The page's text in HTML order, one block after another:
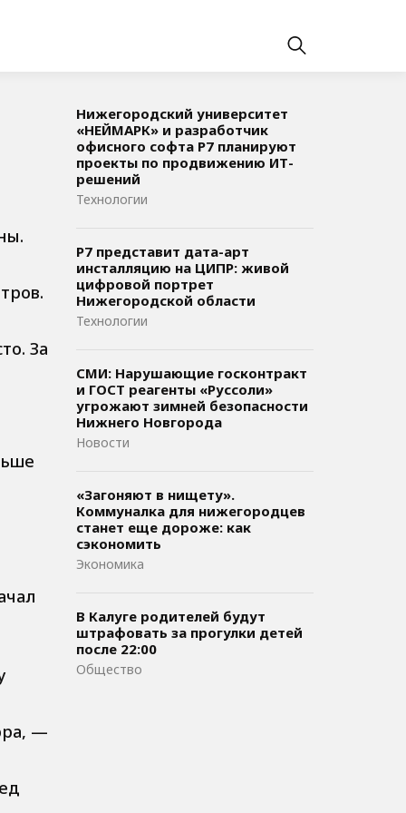
За
—
Нижегородский университет
«НЕЙМАРК» и разработчик
офисного софта P7 планируют
проекты по продвижению ИТ-
решений
Технологии
Р7 представит дата-арт
инсталляцию на ЦИПР: живой
цифровой портрет
Нижегородской области
Технологии
СМИ: Нарушающие госконтракт
и ГОСТ реагенты «Руссоли»
угрожают зимней безопасности
Нижнего Новгорода
Новости
«Загоняют в нищету».
Коммуналка для нижегородцев
станет еще дороже: как
сэкономить
Экономика
В Калуге родителей будут
штрафовать за прогулки детей
после 22:00
Общество